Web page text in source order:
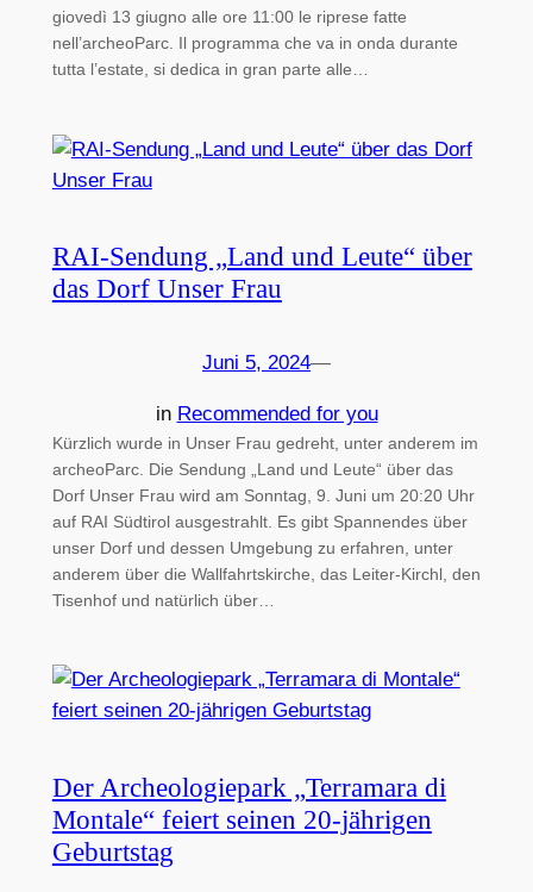
giovedì 13 giugno alle ore 11:00 le riprese fatte
nell’archeoParc. Il programma che va in onda durante
tutta l’estate, si dedica in gran parte alle…
RAI-Sendung „Land und Leute“ über
das Dorf Unser Frau
Juni 5, 2024—
in Recommended for you
Kürzlich wurde in Unser Frau gedreht, unter anderem im
archeoParc. Die Sendung „Land und Leute“ über das
Dorf Unser Frau wird am Sonntag, 9. Juni um 20:20 Uhr
auf RAI Südtirol ausgestrahlt. Es gibt Spannendes über
unser Dorf und dessen Umgebung zu erfahren, unter
anderem über die Wallfahrtskirche, das Leiter-Kirchl, den
Tisenhof und natürlich über…
Der Archeologiepark „Terramara di
Montale“ feiert seinen 20-jährigen
Geburtstag